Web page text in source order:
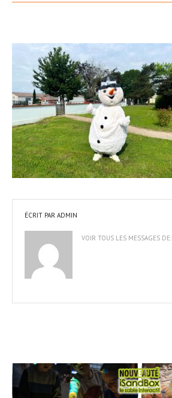
ÉCRIT PAR ADMIN
VOIR TOUS LES MESSAGES DE: